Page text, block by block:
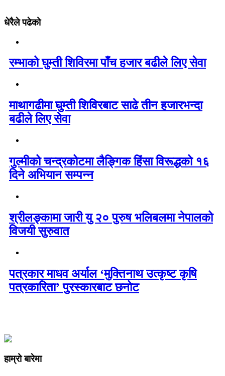
धेरैले पढेको
रम्भाको घुम्ती शिविरमा पाँच हजार बढीले लिए सेवा
माथागढीमा घुम्ती शिविरबाट साढे तीन हजारभन्दा
बढीले लिए सेवा
गुल्मीको चन्द्रकोटमा लैङ्गिक हिंसा विरूद्धको १६
दिने अभियान सम्पन्न
श्रीलङ्कामा जारी यु २० पुरुष भलिबलमा नेपालको
विजयी सुरुवात
पत्रकार माधव अर्याल ‘मुक्तिनाथ उत्कृष्ट कृषि
पत्रकारिता’ पुरस्कारबाट छनोट
हाम्रो बारेमा